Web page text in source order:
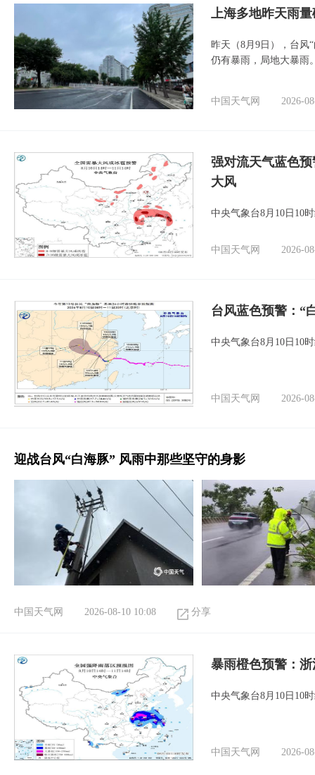
上海多地昨天雨
昨天（8月9日），台风
仍有暴雨，局地大暴雨
中国天气网 2026-
强对流天气蓝色
大风
中央气象台8月10日10
中国天气网 2026-
台风蓝色预警：“
中央气象台8月10日10
中国天气网 2026-
迎战台风“白海豚” 风雨中那些坚守的身影
中国天气网 2026-08-10 10:08 分享
暴雨橙色预警：
中央气象台8月10日10
中国天气网 2026-